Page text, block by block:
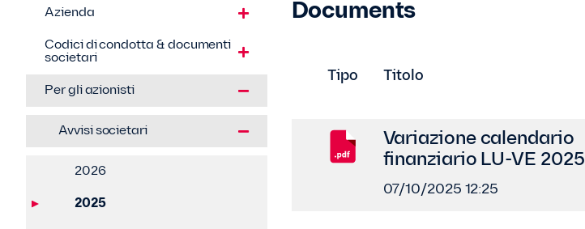
Azienda
Codici di condotta & documenti
societari
Per gli azionisti
Avvisi societari
2026
2025
Documents
Tipo Titolo
Variazione calendario
finanziario LU-VE 2025
07/10/2025 12:25